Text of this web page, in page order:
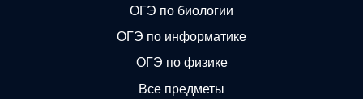
ОГЭ по биологии
ОГЭ по информатике
ОГЭ по физике
Все предметы